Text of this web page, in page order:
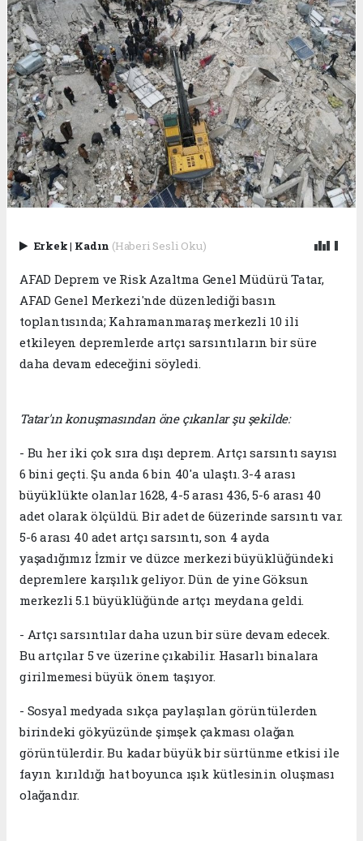
Erkek| Kadın (Haberi Sesli Oku)
AFAD Deprem ve Risk Azaltma Genel Müdürü Tatar,
AFAD Genel Merkezi'nde düzenlediği basın
toplantısında; Kahramanmaraş merkezli 10 ili
etkileyen depremlerde artçı sarsıntıların bir süre
daha devam edeceğini söyledi.
Tatar'ın konuşmasından öne çıkanlar şu şekilde:
- Bu her iki çok sıra dışı deprem. Artçı sarsıntı sayısı
6 bini geçti. Şu anda 6 bin 40'a ulaştı. 3-4 arası
büyüklükte olanlar 1628, 4-5 arası 436, 5-6 arası 40
adet olarak ölçüldü. Bir adet de 6üzerinde sarsıntı var.
5-6 arası 40 adet artçı sarsıntı, son 4 ayda
yaşadığımız İzmir ve düzce merkezi büyüklüğündeki
depremlere karşılık geliyor. Dün de yine Göksun
merkezli 5.1 büyüklüğünde artçı meydana geldi.
- Artçı sarsıntılar daha uzun bir süre devam edecek.
Bu artçılar 5 ve üzerine çıkabilir. Hasarlı binalara
girilmemesi büyük önem taşıyor.
- Sosyal medyada sıkça paylaşılan görüntülerden
birindeki gökyüzünde şimşek çakması olağan
görüntülerdir. Bu kadar büyük bir sürtünme etkisi ile
fayın kırıldığı hat boyunca ışık kütlesinin oluşması
olağandır.